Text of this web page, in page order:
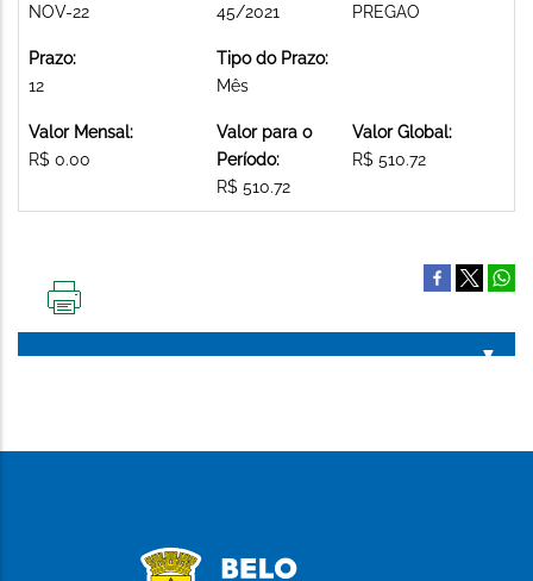
NOV-22
45/2021
PREGAO
Prazo:
12
Tipo do Prazo:
Mês
Valor Mensal:
R$ 0.00
Valor para o
Período:
R$ 510.72
Valor Global:
R$ 510.72
PÁGINA